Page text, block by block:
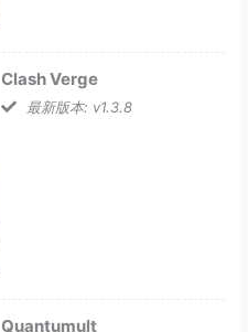
Clash Verge
最新版本: v1.3.8
Quantumult